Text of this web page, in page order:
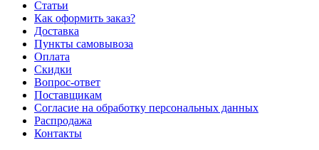
Статьи
Как оформить заказ?
Доставка
Пункты самовывоза
Оплата
Скидки
Вопрос-ответ
Поставщикам
Согласие на обработку персональных данных
Распродажа
Контакты